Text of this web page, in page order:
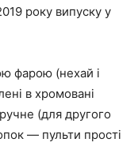
року випуску у
фарою (нехай і
в хромовані
(для другого
— пульти прості